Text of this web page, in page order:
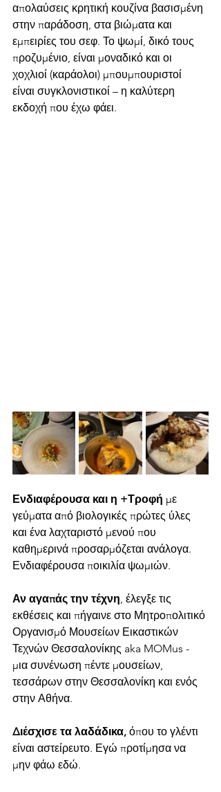
απολαύσεις κρητική κουζίνα βασισμένη
στην παράδοση, στα βιώματα και
εμπειρίες του σεφ. Το ψωμί, δικό τους
προζυμένιο, είναι μοναδικό και οι
χοχλιοί (καράολοι) μπουμπουριστοί
είναι συγκλονιστικοί – η καλύτερη
εκδοχή που έχω φάει.
Ενδιαφέρουσα και η +Τροφή με
γεύματα από βιολογικές πρώτες ύλες
και ένα λαχταριστό μενού που
καθημερινά προσαρμόζεται ανάλογα.
Ενδιαφέρουσα ποικιλία ψωμιών.
Αν αγαπάς την τέχνη , έλεγξε τις
εκθέσεις και πήγαινε στο Μητροπολιτικό
Οργανισμό Μουσείων Εικαστικών
Τεχνών Θεσσαλονίκης aka MOMus -
μια συνένωση πέντε μουσείων,
τεσσάρων στην Θεσσαλονίκη και ενός
στην Αθήνα.
Διέσχισε τα λαδάδικα, όπου το γλέντι
είναι αστείρευτο. Εγώ προτίμησα να
μην φάω εδώ.